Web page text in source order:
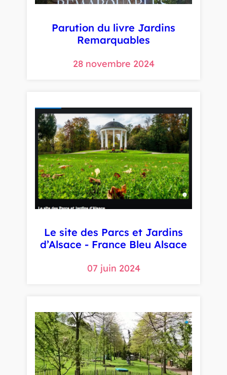
Parution du livre Jardins
Remarquables
28 novembre 2024
Le site des Parcs et Jardins
d’Alsace - France Bleu Alsace
07 juin 2024